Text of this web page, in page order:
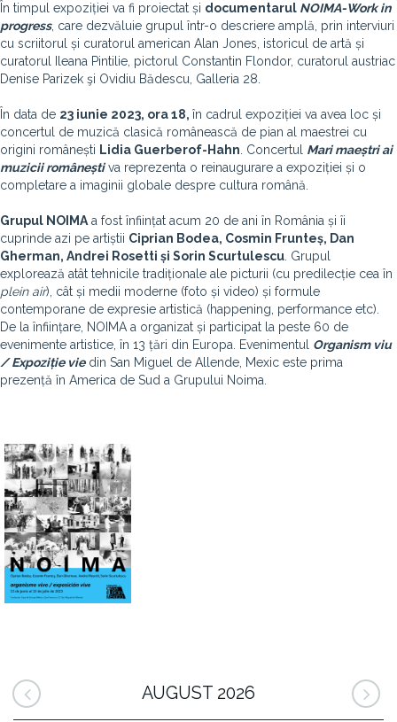
În timpul expoziției va fi proiectat și documentarul NOIMA-Work in
progress, care dezvăluie grupul într-o descriere amplă, prin interviuri
cu scriitorul și curatorul american Alan Jones, istoricul de artă și
curatorul Ileana Pintilie, pictorul Constantin Flondor, curatorul austriac
Denise Parizek şi Ovidiu Bădescu, Galleria 28.
În data de 23 iunie 2023, ora 18, în cadrul expoziției va avea loc și
concertul de muzică clasică românească de pian al maestrei cu
origini românești Lidia Guerberof-Hahn . Concertul Mari maeștri ai
muzicii româneștiva reprezenta o reinaugurare a expoziției și o
completare a imaginii globale despre cultura română.
Grupul NOIMA a fost înființat acum 20 de ani în România și îi
cuprinde azi pe artiștii Ciprian Bodea, Cosmin Frunteș, Dan
Gherman, Andrei Rosetti și Sorin Scurtulescu . Grupul
explorează atât tehnicile tradiționale ale picturii (cu predilecție cea în
plein air), cât și medii moderne (foto și video) și formule
contemporane de expresie artistică (happening, performance etc).
De la înființare, NOIMA a organizat și participat la peste 60 de
evenimente artistice, în 13 țări din Europa. Evenimentul Organism viu
/ Expoziție viedin San Miguel de Allende, Mexic este prima
prezență în America de Sud a Grupului Noima.
AUGUST 2026